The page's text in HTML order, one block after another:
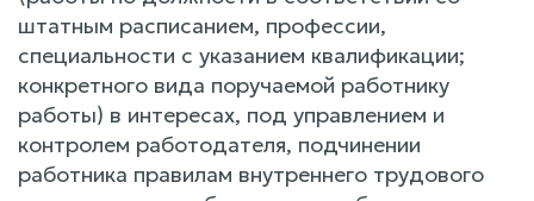
штатным расписанием, профессии,
специальности с указанием квалификации;
конкретного вида поручаемой работнику
работы) в интересах, под управлением и
контролем работодателя, подчинении
работника правилам внутреннего трудового